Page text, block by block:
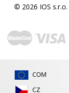
© 2026 IOS s.r.o.
COM
CZ